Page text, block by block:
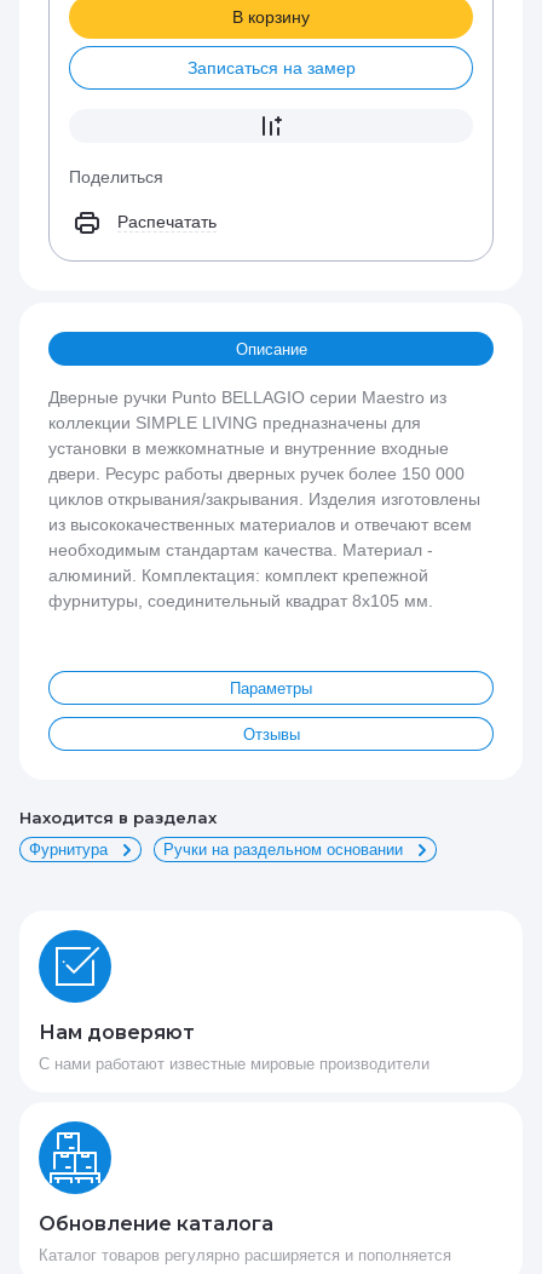
В корзину
Записаться на замер
Поделиться
Распечатать
Описание
Дверные ручки Punto BELLAGIO серии Maestro из
коллекции SIMPLE LIVING предназначены для
установки в межкомнатные и внутренние входные
двери. Ресурс работы дверных ручек более 150 000
циклов открывания/закрывания. Изделия изготовлены
из высококачественных материалов и отвечают всем
необходимым стандартам качества. Материал -
алюминий. Комплектация: комплект крепежной
фурнитуры, соединительный квадрат 8x105 мм.
Параметры
Отзывы
Находится в разделах
Фурнитура Ручки на раздельном основании
Нам доверяют
С нами работают известные мировые производители
Обновление каталога
Каталог товаров регулярно расширяется и пополняется